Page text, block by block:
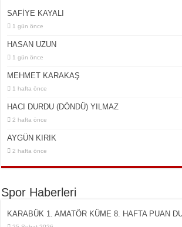
SAFİYE KAYALI
1 gün önce
HASAN UZUN
1 gün önce
MEHMET KARAKAŞ
1 hafta önce
HACI DURDU (DÖNDÜ) YILMAZ
2 hafta önce
AYGÜN KIRIK
2 hafta önce
Spor Haberleri
KARABÜK 1. AMATÖR KÜME 8. HAFTA PUAN